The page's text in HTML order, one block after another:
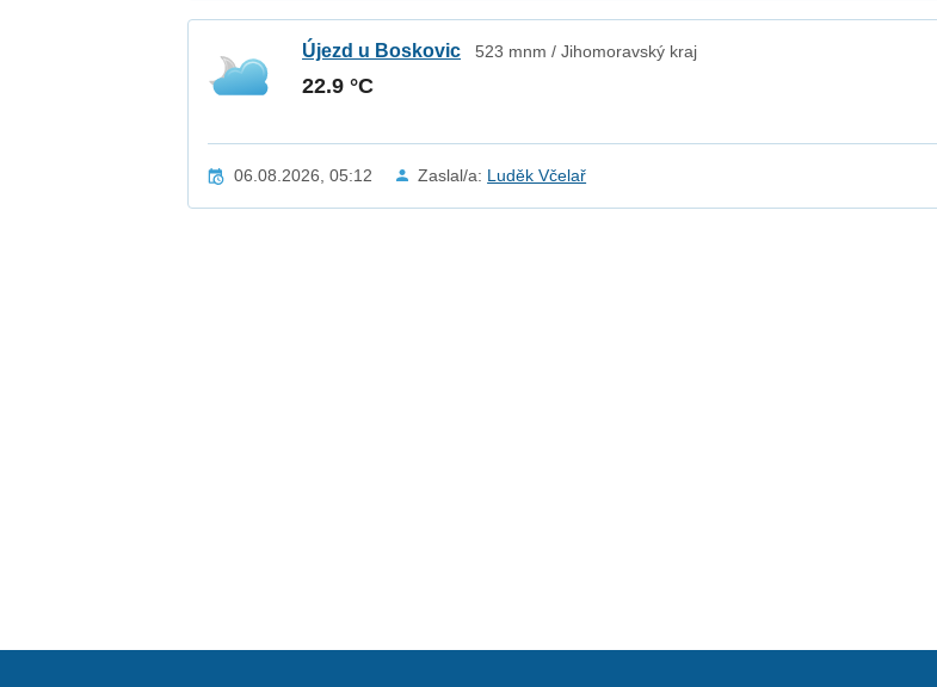
Újezd u Boskovic 523 mnm / Jihomoravský kraj
22.9 °C
06.08.2026, 05:12 Zaslal/a: Luděk Včelař